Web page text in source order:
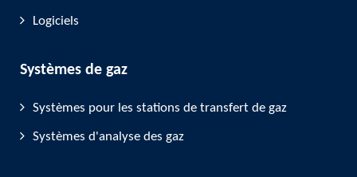
Logiciels
Systèmes de gaz
Systèmes pour les stations de transfert de gaz
Systèmes d'analyse des gaz